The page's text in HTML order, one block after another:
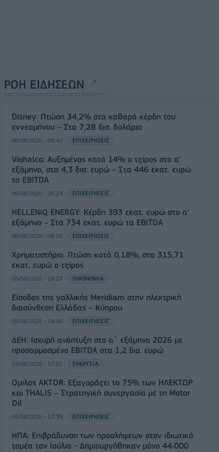
ΡΟΗ ΕΙΔΗΣΕΩΝ
Disney: Πτώση 34,2% στα καθαρά κέρδη του
εννεαμήνου – Στα 7,28 δισ. δολάρια
06/08/2026 - 08:42 ΕΠΙΧΕΙΡΗΣΕΙΣ
Viohalco: Αυξημένος κατά 14% ο τζίρος στο α'
εξάμηνο, στα 4,3 δισ. ευρώ – Στα 446 εκατ. ευρώ
τα EBITDA
06/08/2026 - 08:23 ΕΠΙΧΕΙΡΗΣΕΙΣ
HELLENiQ ENERGY: Κέρδη 393 εκατ. ευρώ στο α'
εξάμηνο – Στα 734 εκατ. ευρώ τα EBITDA
06/08/2026 - 08:05 ΕΠΙΧΕΙΡΗΣΕΙΣ
Χρηματιστήριο: Πτώση κατά 0,18%, στα 315,71
εκατ. ευρώ ο τζίρος
05/08/2026 - 18:27 ΟΙΚΟΝΟΜΙΑ
Είσοδος της γαλλικής Meridiam στην ηλεκτρική
διασύνδεση Ελλάδας – Κύπρου
05/08/2026 - 18:06 ΕΠΙΧΕΙΡΗΣΕΙΣ
ΔΕΗ: Ισχυρή ανάπτυξη στο α΄ εξάμηνο 2026 με
προσαρμοσμένο EBITDA στα 1,2 δισ. ευρώ
05/08/2026 - 17:51 ΕΝΕΡΓΕΙΑ
Όμιλος AKTOR: Εξαγοράζει το 75% των ΗΛΕΚΤΩΡ
και THALIS – Στρατηγική συνεργασία με τη Motor
Oil
05/08/2026 - 17:39 ΕΠΙΧΕΙΡΗΣΕΙΣ
ΗΠΑ: Επιβράδυνση των προσλήψεων στον ιδιωτικό
τομέα τον Ιούλιο - Δημιουργήθηκαν μόνο 44.000